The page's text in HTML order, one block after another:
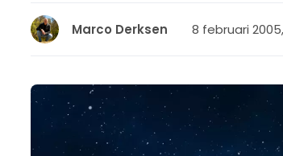
Marco Derksen 8 februari